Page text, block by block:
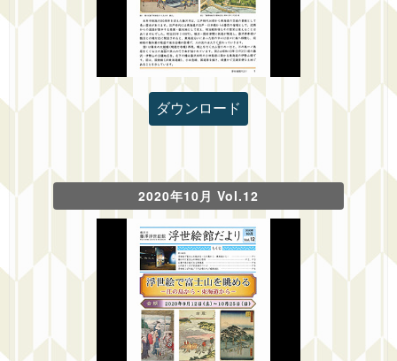
ダウンロード
2020年10月 Vol.12